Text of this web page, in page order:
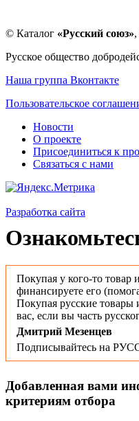
© Каталог «Русский союз»
Русское общество
Наша группа Вконтакте
Пользовательское
Новости
О проекте
Присоединиться к
Связаться с нами
Разработка сайта
Покупая у кого-то товар
финансируете его
Покупая русские товары
вас, если вы часть
Дмитрий Мезенцев
Подписывайтесь на
Добавленная вами
критериям отбора